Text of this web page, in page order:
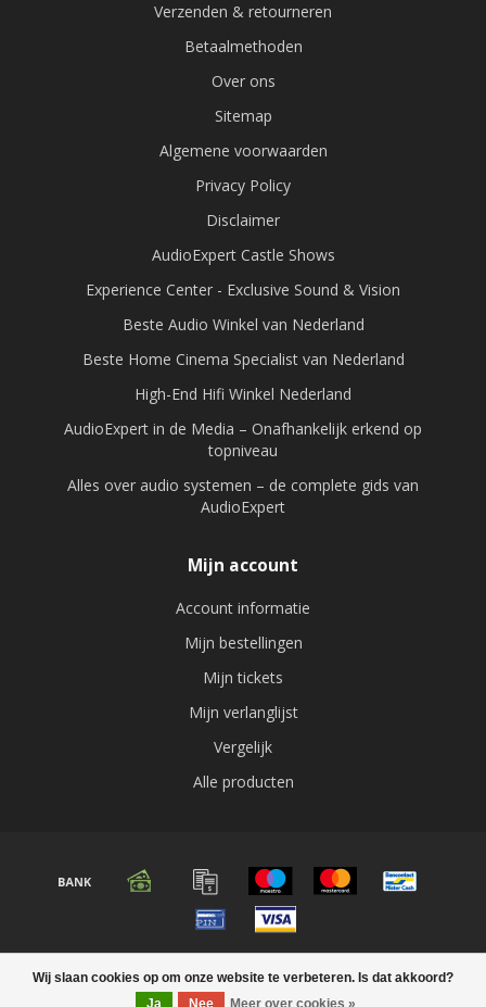
Wij slaan cookies op om onze website te verbeteren. Is dat akkoord?
Ja
Nee Meer over cookies »
Verzenden & retourneren
Betaalmethoden
Over ons
Sitemap
Algemene voorwaarden
Privacy Policy
Disclaimer
AudioExpert Castle Shows
Experience Center - Exclusive Sound & Vision
Beste Audio Winkel van Nederland
Beste Home Cinema Specialist van Nederland
High-End Hifi Winkel Nederland
AudioExpert in de Media – Onafhankelijk erkend op
topniveau
Alles over audio systemen – de complete gids van
AudioExpert
Mijn account
Account informatie
Mijn bestellingen
Mijn tickets
Mijn verlanglijst
Vergelijk
Alle producten
© Copyright 2026 Audio expert